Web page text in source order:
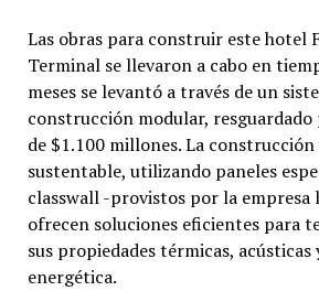
Las obras para construir este hotel
Terminal se llevaron a cabo en
meses se levantó a través de un
construcción modular,
de $1.100 millones. La construcción
sustentable, utilizando paneles
classwall -provistos por la empresa
ofrecen soluciones eficientes para
sus propiedades térmicas,
energética.